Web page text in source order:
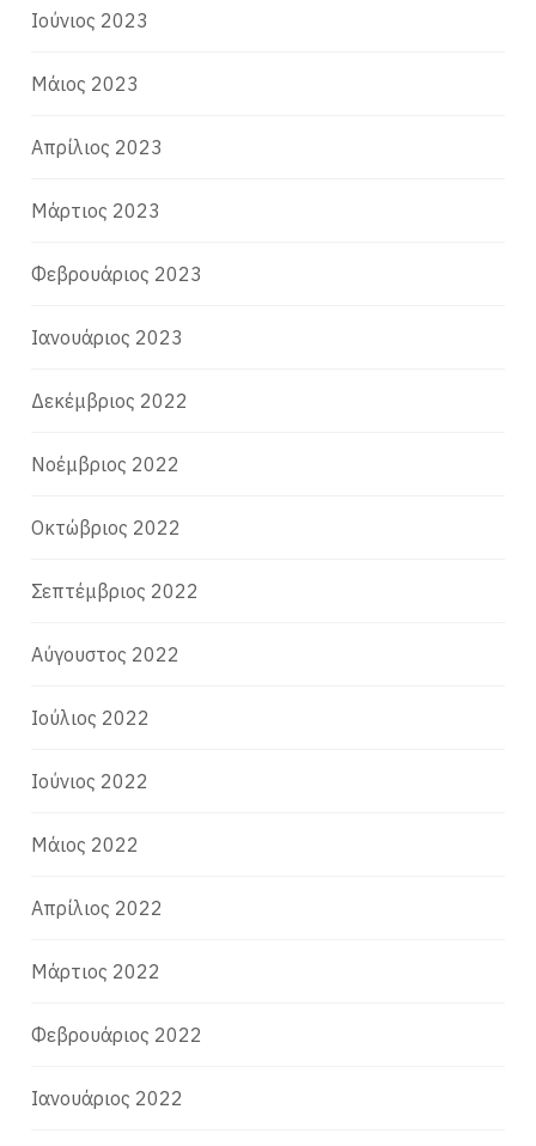
Ιούνιος 2023
Μάιος 2023
Απρίλιος 2023
Μάρτιος 2023
Φεβρουάριος 2023
Ιανουάριος 2023
Δεκέμβριος 2022
Νοέμβριος 2022
Οκτώβριος 2022
Σεπτέμβριος 2022
Αύγουστος 2022
Ιούλιος 2022
Ιούνιος 2022
Μάιος 2022
Απρίλιος 2022
Μάρτιος 2022
Φεβρουάριος 2022
Ιανουάριος 2022